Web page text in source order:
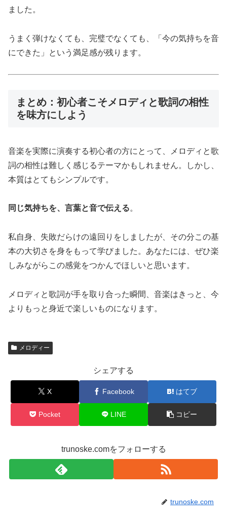
ました。
うまく弾けなくても、完璧でなくても、「今の気持ちを音
にできた」という満足感が残ります。
まとめ：初心者こそメロディと歌詞の相性
を味方にしよう
音楽を実際に演奏する初心者の方にとって、メロディと歌
詞の相性は難しく感じるテーマかもしれません。しかし、
本質はとてもシンプルです。
同じ気持ちを、言葉と音で伝える。
私自身、失敗だらけの遠回りをしましたが、その分この基
本の大切さを身をもって学びました。あなたには、ぜひ楽
しみながらこの感覚をつかんでほしいと思います。
メロディと歌詞が手を取り合った瞬間、音楽はきっと、今
よりもっと身近で楽しいものになります。
メロディー
シェアする
X Facebook はてブ
Pocket LINE コピー
trunoske.comをフォローする
trunoske.com